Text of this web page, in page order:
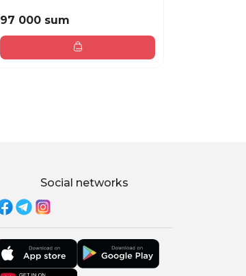
97 000 sum
Social networks